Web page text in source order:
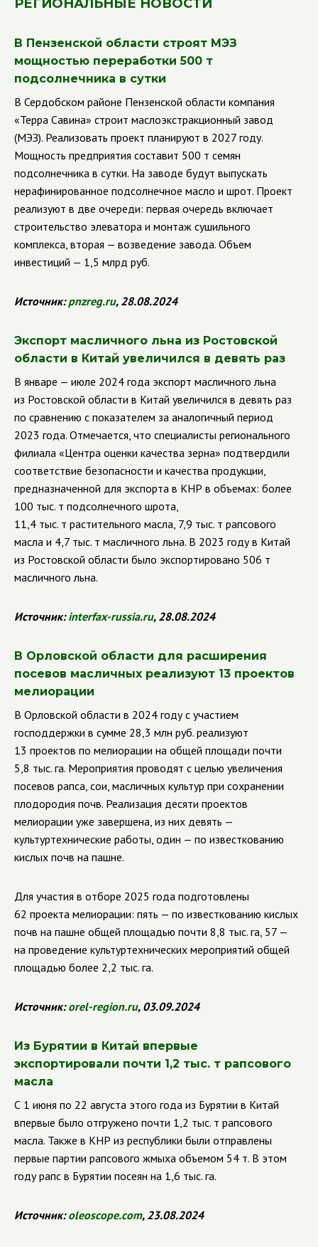
РЕГИОНАЛЬНЫЕ НОВОСТИ
В Пензенской области строят МЭЗ
мощностью переработки 500 т
подсолнечника в сутки
В Сердобском районе Пензенской области компания
«Терра Савина» строит маслоэкстракционный завод
(МЭЗ). Реализовать проект планируют в 2027 году.
Мощность предприятия составит 500 т семян
подсолнечника в сутки. На заводе будут выпускать
нерафинированное подсолнечное масло и шрот. Проект
реализуют в две очереди: первая очередь включает
строительство элеватора и монтаж сушильного
комплекса, вторая — возведение завода. Объем
инвестиций — 1,5 млрд руб.
Источник:pnzreg.ru, 28.08.2024
Экспорт масличного льна из Ростовской
области в Китай увеличился в девять раз
В январе — июле 2024 года экспорт масличного льна
из Ростовской области в Китай увеличился в девять раз
по сравнению с показателем за аналогичный период
2023 года. Отмечается, что специалисты регионального
филиала «Центра оценки качества зерна» подтвердили
соответствие безопасности и качества продукции,
предназначенной для экспорта в КНР в объемах: более
100 тыс. т подсолнечного шрота,
11,4 тыс. т растительного масла, 7,9 тыс. т рапсового
масла и 4,7 тыс. т масличного льна. В 2023 году в Китай
из Ростовской области было экспортировано 506 т
масличного льна.
Источник:interfax-russia.ru, 28.08.2024
В Орловской области для расширения
посевов масличных реализуют 13 проектов
мелиорации
В Орловской области в 2024 году с участием
господдержки в сумме 28,3 млн руб. реализуют
13 проектов по мелиорации на общей площади почти
5,8 тыс. га. Мероприятия проводят с целью увеличения
посевов рапса, сои, масличных культур при сохранении
плодородия почв. Реализация десяти проектов
мелиорации уже завершена, из них девять —
культуртехнические работы, один — по известкованию
кислых почв на пашне.
Для участия в отборе 2025 года подготовлены
62 проекта мелиорации: пять — по известкованию кислых
почв на пашне общей площадью почти 8,8 тыс. га, 57 —
на проведение культуртехнических мероприятий общей
площадью более 2,2 тыс. га.
Источник:orel-region.ru, 03.09.2024
Из Бурятии в Китай впервые
экспортировали почти 1,2 тыс. т рапсового
масла
С 1 июня по 22 августа этого года из Бурятии в Китай
впервые было отгружено почти 1,2 тыс. т рапсового
масла. Также в КНР из республики были отправлены
первые партии рапсового жмыха объемом 54 т. В этом
году рапс в Бурятии посеян на 1,6 тыс. га.
Источник:oleoscope.com, 23.08.2024